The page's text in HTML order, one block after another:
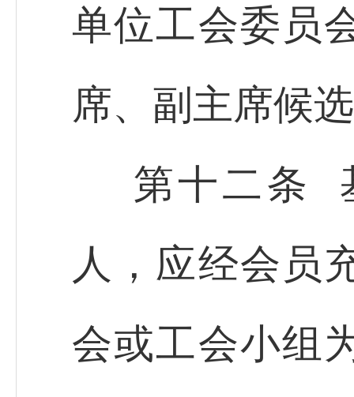
单位工会委员
席、副主席候
第十二条
人，应经会员
会或工会小组